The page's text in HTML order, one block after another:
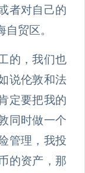
者对自己的
贸区。
的，我们也
说伦敦和法
定要把我的
同时做一个
管理，我投
的资产，那